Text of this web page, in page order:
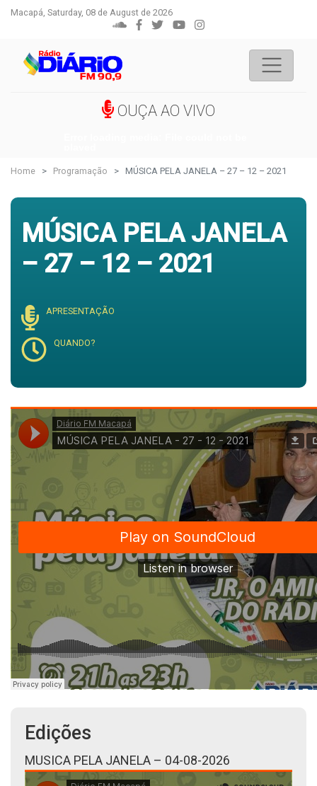
Macapá, Saturday, 08 de August de 2026
OUÇA AO VIVO
Home Programação MÚSICA PELA JANELA – 27 – 12 – 2021
MÚSICA PELA JANELA
– 27 – 12 – 2021
APRESENTAÇÃO
QUANDO?
Edições
MUSICA PELA JANELA – 04-08-2026